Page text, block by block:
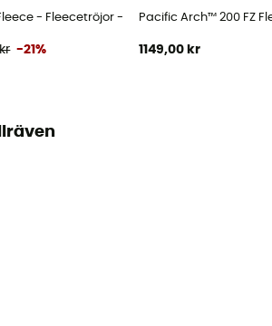
- Fleecetröjor - Herr
-21%
Pacific Arch™ 200 FZ
1149,00 kr